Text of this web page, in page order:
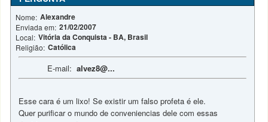
Nome: Alexandre
Enviada em: 21/02/2007
Local: Vitória da Conquista - BA, Brasil
Religião: Católica
E-mail:alvez8@...
Esse cara é um lixo! Se existir um falso profeta é ele.
Quer purificar o mundo de conveniencias dele com essas